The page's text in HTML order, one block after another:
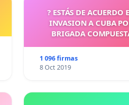
? ESTÁS DE ACUERDO
INVASION A CUBA
BRIGADA
1 096 firmas
8 Oct 2019